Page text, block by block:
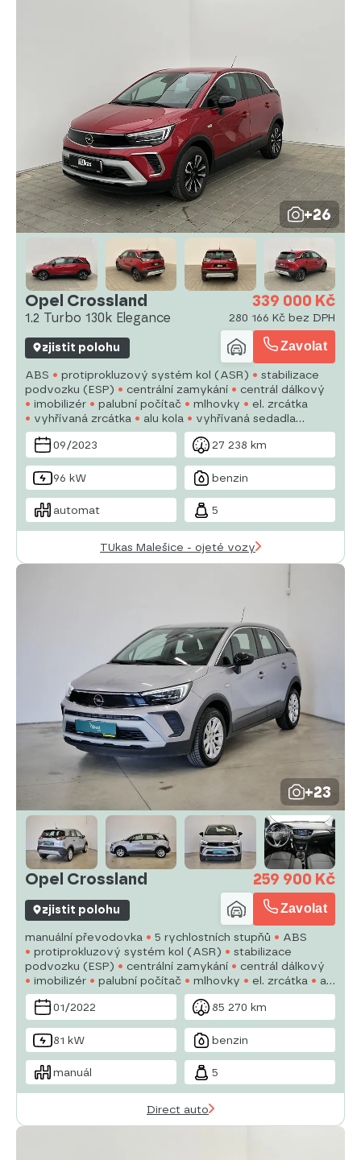
+26
Opel Crossland
1.2 Turbo 130k Elegance
339 000 Kč
280 166 Kč bez DPH
zjistit polohu Zavolat
ABS protiprokluzový systém kol (ASR)
stabilizace
podvozku (ESP)
centrální zamykání
centrál dálkový
imobilizér
palubní počítač mlhovky
el. zrcátka
vyhřívaná zrcátka
alu kola
vyhřívaná sedadla
tempomat
multifunkční volant
posilovač řízení
09/2023
27 238 km
96 kW benzin
automat 5
TUkas Malešice - ojeté vozy
+23
Opel Crossland 259 900 Kč
zjistit polohu Zavolat
manuální převodovka 5 rychlostních stupňů
ABS
protiprokluzový systém kol (ASR)
stabilizace
podvozku (ESP)
centrální zamykání
centrál dálkový
imobilizér
palubní počítač mlhovky el. zrcátka
alu
kola
vyhřívaná sedadla tempomat
multifunkční
volant01/2022 85 270 km
81 kW benzin
manuál 5
Direct auto